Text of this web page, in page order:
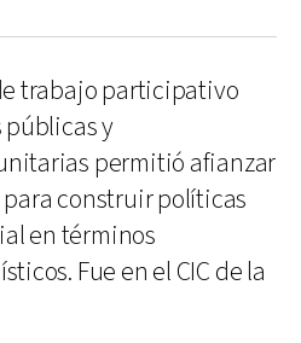
trabajo participativo
y
permitió afianzar
construir políticas
en términos
Fue en el CIC de la